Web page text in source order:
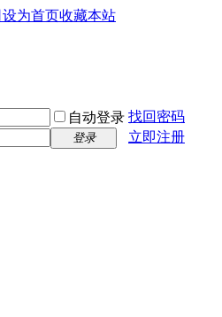
设为首页收藏本站
自动登录 找回密码
登录 立即注册